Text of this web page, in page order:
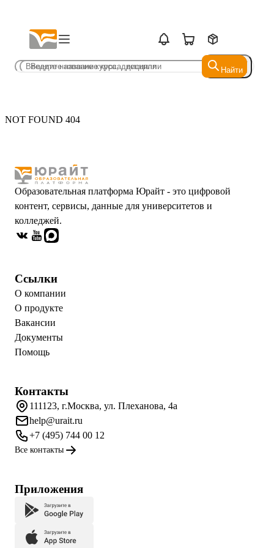
Найти
Найти
NOT FOUND 404
Образовательная платформа Юрайт - это цифровой
контент, сервисы, данные для университетов и
колледжей.
Ссылки
О компании
О продукте
Вакансии
Документы
Помощь
Контакты
111123, г.Москва, ул. Плеханова, 4а
help@urait.ru
+7 (495) 744 00 12
Все контакты
Приложения